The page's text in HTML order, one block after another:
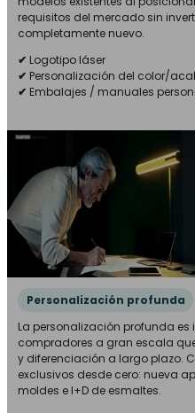
requisitos del mercado sin
completamente nuevo.
✔ Logotipo láser
✔ Personalización del color/
✔ Embalajes / manuales
Personalización profunda
La personalización profunda
compradores a gran escala
y diferenciación a largo plazo.
exclusivos desde cero: nueva
moldes e I+D de esmaltes.